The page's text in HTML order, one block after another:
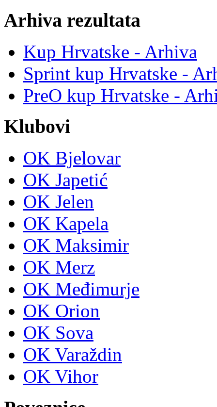
Arhiva rezultata
Kup Hrvatske - Arhiva
Sprint kup Hrvatske -
PreO kup Hrvatske -
Klubovi
OK Bjelovar
OK Japetić
OK Jelen
OK Kapela
OK Maksimir
OK Merz
OK Međimurje
OK Orion
OK Sova
OK Varaždin
OK Vihor